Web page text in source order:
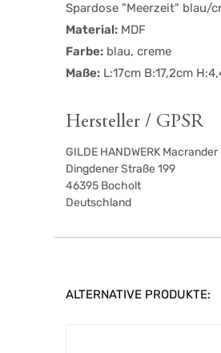
Spardose "Meerzeit" blau/
Material: MDF
Farbe: blau, creme
Maße: L:17cm B:17,2cm
Hersteller / GPSR
GILDE HANDWERK Macrander
Dingdener Straße 199
46395 Bocholt
Deutschland
ALTERNATIVE PRODUKTE: